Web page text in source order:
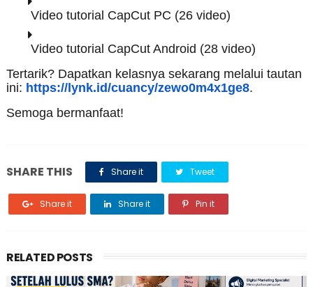
Video tutorial CapCut PC (26 video)
Video tutorial CapCut Android (28 video)
Tertarik? Dapatkan kelasnya sekarang melalui tautan
ini: https://lynk.id/cuancy/zewo0m4x1ge8.
Semoga bermanfaat!
SHARE THIS Share it Tweet
Share it Share it Pin it
RELATED POSTS